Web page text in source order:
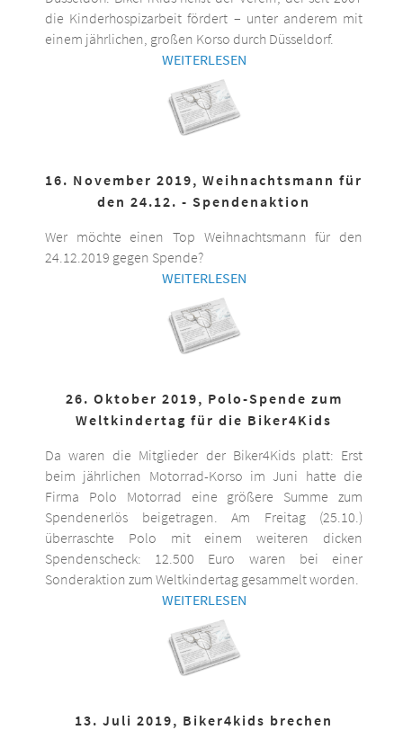
die Kinderhospizarbeit fördert – unter anderem mit
einem jährlichen, großen Korso durch Düsseldorf.
WEITERLESEN
16. November 2019, Weihnachtsmann für
den 24.12. - Spendenaktion
Wer möchte einen Top Weihnachtsmann für den
24.12.2019 gegen Spende?
WEITERLESEN
26. Oktober 2019, Polo-Spende zum
Weltkindertag für die Biker4Kids
Da waren die Mitglieder der Biker4Kids platt: Erst
beim jährlichen Motorrad-Korso im Juni hatte die
Firma Polo Motorrad eine größere Summe zum
Spendenerlös beigetragen. Am Freitag (25.10.)
überraschte Polo mit einem weiteren dicken
Spendenscheck: 12.500 Euro waren bei einer
Sonderaktion zum Weltkindertag gesammelt worden.
WEITERLESEN
13. Juli 2019, Biker4kids brechen